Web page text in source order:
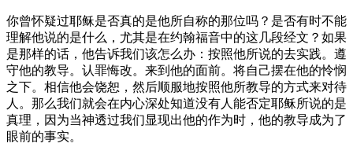
你曾怀疑过耶稣是否真的是他所自称的那位吗？是否有时不能
理解他说的是什么，尤其是在约翰福音中的这几段经文？如果
是那样的话，他告诉我们该怎么办：按照他所说的去实践。遵
守他的教导。认罪悔改。来到他的面前。将自己摆在他的怜悯
之下。相信他会饶恕，然后顺服地按照他所教导的方式来对待
人。那么我们就会在内心深处知道没有人能否定耶稣所说的是
真理，因为当神透过我们显现出他的作为时，他的教导成为了
眼前的事实。